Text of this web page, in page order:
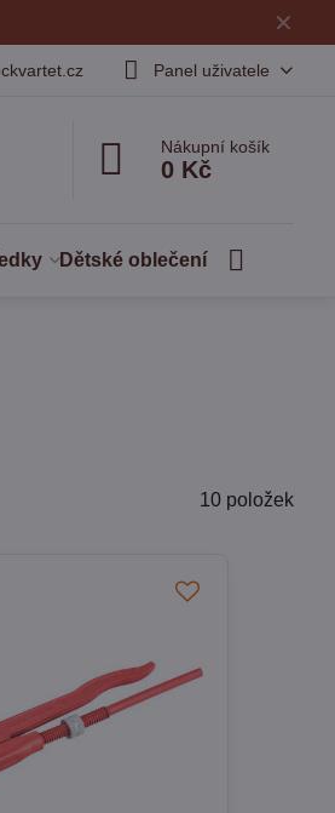
✕
Panel uživatele
Nákupní košík
0 Kč
Dětské oblečení
10 položek